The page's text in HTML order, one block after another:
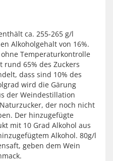
ca. 255-265 g/l
Alkoholgehalt von 16%.
Temperaturkontrolle
rund 65% des Zuckers
dass sind 10% des
wird die Gärung
der Weindestillation
der noch nicht
Der hinzugefügte
mit 10 Grad Alkohol aus
Alkohol. 80g/l
geben dem Wein